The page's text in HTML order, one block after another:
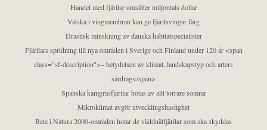
Handel med fjärilar omsätter miljontals dollar
Vätska i vingmembran kan ge fjärilsvingar färg
Drastisk minskning av danska habitatspecialister
Fjärilars spridning till nya områden i Sverige och Finland under 120 år <span
class="sf-description">– betydelsen av klimat, landskapstyp och arters
särdrag</span>
Spanska kamgräsfjärilar hotas av allt torrare somrar
Mikroklimat avgör utvecklingshastighet
Bete i Natura 2000-områden hotar de väddnätfjärilar som ska skyddas